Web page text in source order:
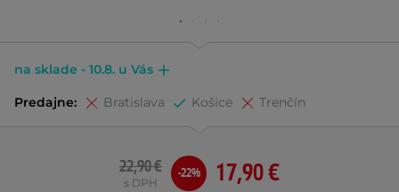
na sklade - 10.8. u Vás
Predajne: Bratislava Košice Trenčín
17,90 €
22,90 €
s DPH
-22%